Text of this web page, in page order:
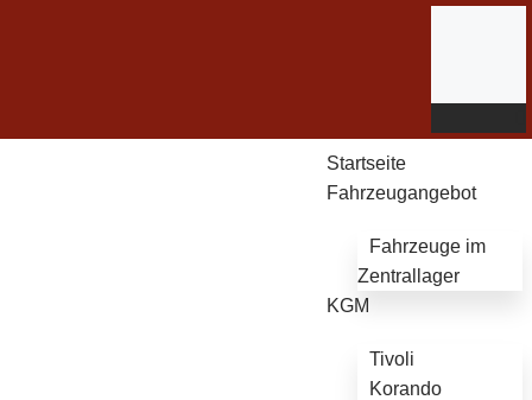
Startseite
Fahrzeugangebot
Fahrzeuge im
Zentrallager
KGM
Tivoli
Korando